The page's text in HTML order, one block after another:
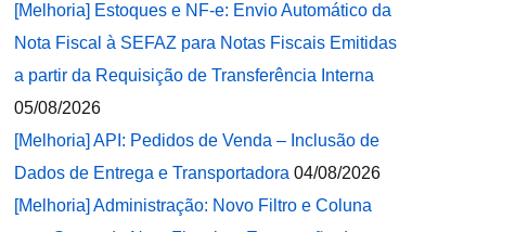
[Melhoria] Estoques e NF-e: Envio Automático da
Nota Fiscal à SEFAZ para Notas Fiscais Emitidas
a partir da Requisição de Transferência Interna
05/08/2026
[Melhoria] API: Pedidos de Venda – Inclusão de
Dados de Entrega e Transportadora 04/08/2026
[Melhoria] Administração: Novo Filtro e Coluna